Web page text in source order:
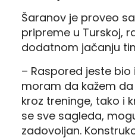
Šaranov je proveo
pripreme u Turskoj,
dodatnom jačanju
– Raspored jeste bio
moram da kažem
kroz treninge, tako i
se sve sagleda,
zadovoljan.